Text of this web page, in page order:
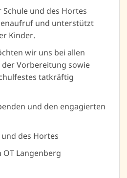
und des Hortes
und unterstützt
Kinder.
wir uns bei allen
Vorbereitung sowie
tatkräftig
und den engagierten
und des Hortes
OT Langenberg